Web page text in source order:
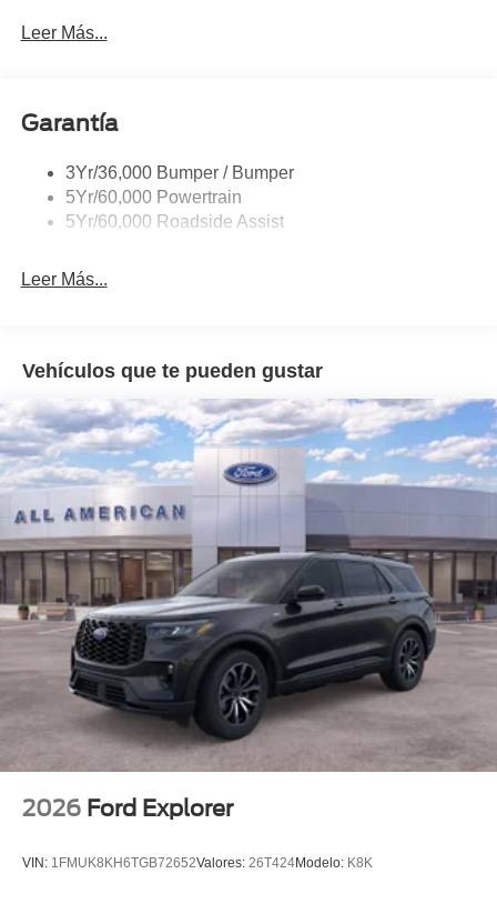
Privacy Glass - Rear Doors
Taillamps-Led
Variable Interval Wipers
Leer Más...
Garantía
3Yr/36,000 Bumper / Bumper
5Yr/60,000 Powertrain
5Yr/60,000 Roadside Assist
Leer Más...
Vehículos que te pueden gustar
2026 Ford Explorer
VIN: 1FMUK8KH6TGB72652Valores: 26T424Modelo: K8K